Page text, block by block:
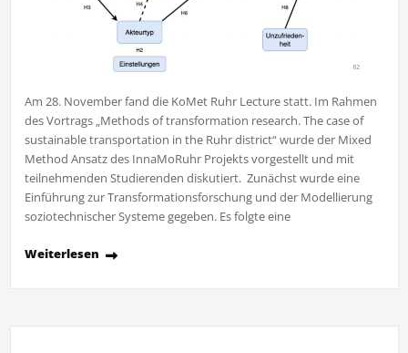
Am 28. November fand die KoMet Ruhr Lecture statt. Im Rahmen
des Vortrags „Methods of transformation research. The case of
sustainable transportation in the Ruhr district“ wurde der Mixed
Method Ansatz des InnaMoRuhr Projekts vorgestellt und mit
teilnehmenden Studierenden diskutiert. Zunächst wurde eine
Einführung zur Transformationsforschung und der Modellierung
soziotechnischer Systeme gegeben. Es folgte eine
Weiterlesen